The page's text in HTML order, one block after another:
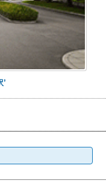
’